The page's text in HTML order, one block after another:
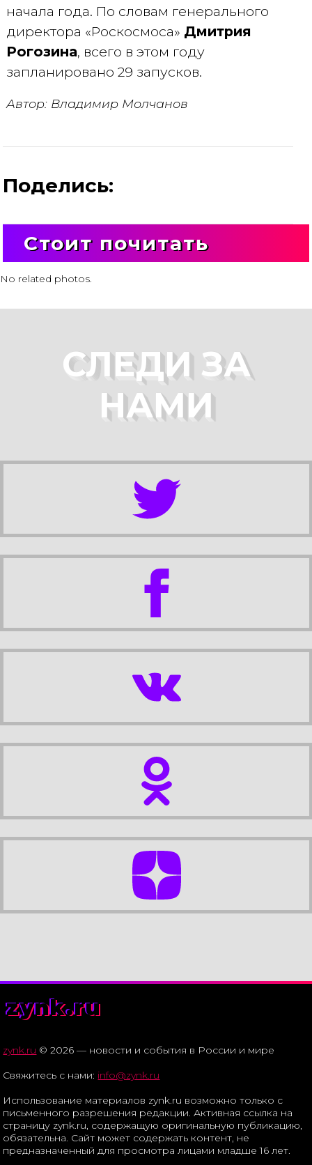
начала года. По словам генерального
директора «Роскосмоса» Дмитрия
Рогозина, всего в этом году
запланировано 29 запусков.
Автор: Владимир Молчанов
Поделись:
Стоит почитать
No related photos.
СЛЕДИ ЗА
НАМИ
zynk.ru
zynk.ru © 2026 — новости и события в России и мире
Свяжитесь с нами: info@zynk.ru
Использование материалов zynk.ru возможно только с
письменного разрешения редакции. Активная ссылка на
страницу zynk.ru, содержащую оригинальную публикацию,
обязательна. Сайт может содержать контент, не
предназначенный для просмотра лицами младше 16 лет.